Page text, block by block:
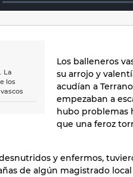
La
los
Los balleneros
su arrojo y
acudían a
empezaban a
hubo problemas
que una feroz
y enfermos,
de algún magistrado